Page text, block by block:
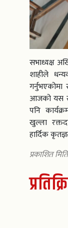
सभाध्यक्ष
शाहीले
आजको यस
पनि
खुल्ला
हार्दिक
प्रकाशित